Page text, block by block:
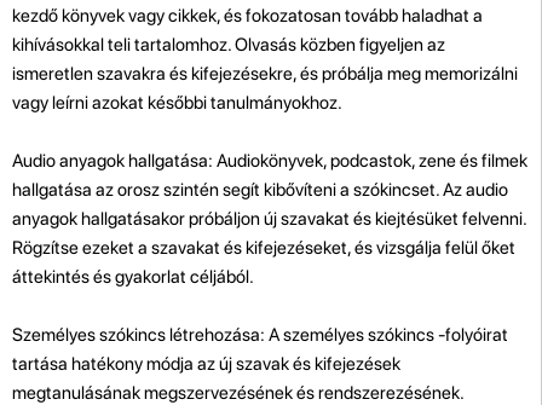
kezdő könyvek vagy cikkek, és fokozatosan tovább haladhat a
kihívásokkal teli tartalomhoz. Olvasás közben figyeljen az
ismeretlen szavakra és kifejezésekre, és próbálja meg memorizálni
vagy leírni azokat későbbi tanulmányokhoz.
Audio anyagok hallgatása: Audiokönyvek, podcastok, zene és filmek
hallgatása az orosz szintén segít kibővíteni a szókincset. Az audio
anyagok hallgatásakor próbáljon új szavakat és kiejtésüket felvenni.
Rögzítse ezeket a szavakat és kifejezéseket, és vizsgálja felül őket
áttekintés és gyakorlat céljából.
Személyes szókincs létrehozása: A személyes szókincs -folyóirat
tartása hatékony módja az új szavak és kifejezések
megtanulásának megszervezésének és rendszerezésének.